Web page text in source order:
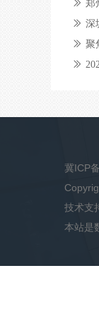
ꅀ 郑
ꅀ 深
ꅀ
ꅀ
冀ICP
技术支
本站是